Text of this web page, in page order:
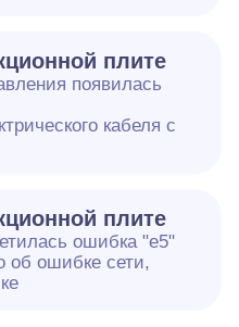
плите
появилась
кабеля с
плите
ошибка "е5"
об ошибке сети,